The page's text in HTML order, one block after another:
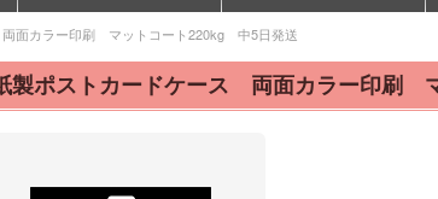
面カラー印刷 マットコート220kg 中5日発送
製ポストカードケース 両面カラー印刷